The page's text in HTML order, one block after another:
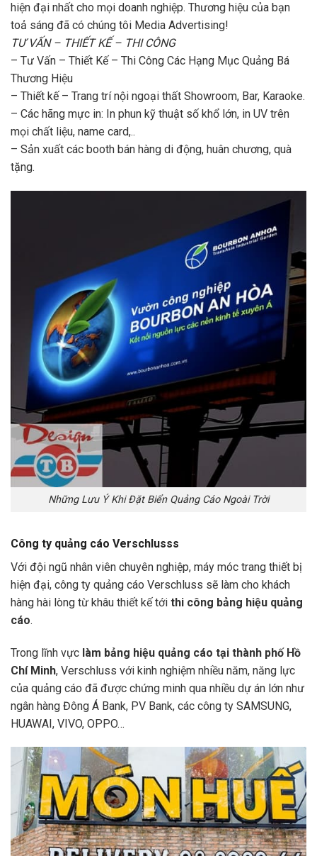
hiện đại nhất cho mọi doanh nghiệp. Thương hiệu của bạn
toả sáng đã có chúng tôi Media Advertising!
TƯ VẤN – THIẾT KẾ – THI CÔNG
– Tư Vấn – Thiết Kế – Thi Công Các Hạng Mục Quảng Bá
Thương Hiệu
– Thiết kế – Trang trí nội ngoại thất Showroom, Bar, Karaoke.
– Các hãng mực in: In phun kỹ thuật số khổ lớn, in UV trên
mọi chất liệu, name card,..
– Sản xuất các booth bán hàng di động, huân chương, quà
tặng.
Những Lưu Ý Khi Đặt Biển Quảng Cáo Ngoài Trời
Công ty quảng cáo Verschlusss
Với đội ngũ nhân viên chuyên nghiệp, máy móc trang thiết bị
hiện đại, công ty quảng cáo Verschluss sẽ làm cho khách
hàng hài lòng từ khâu thiết kế tới thi công bảng hiệu quảng
cáo.
Trong lĩnh vực làm bảng hiệu quảng cáo tại thành phố Hồ
Chí Minh, Verschluss với kinh nghiệm nhiều năm, năng lực
của quảng cáo đã được chứng minh qua nhiều dự án lớn như
ngân hàng Đông Á Bank, PV Bank, các công ty SAMSUNG,
HUAWAI, VIVO, OPPO…